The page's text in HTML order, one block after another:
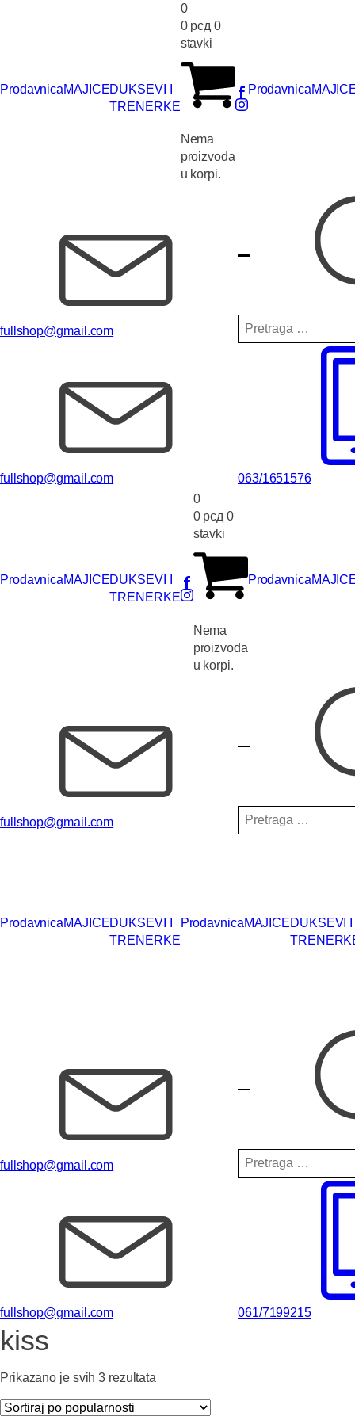
ProdavnicaMAJICEDUKSEVI I
TRENERKE
0
0 рсд 0
stavki
Nema
proizvoda
u korpi.
Prodavnica
fullshop@gmail.com
Pretraga
za:
fullshop@gmail.com 063/1651576
ProdavnicaMAJICEDUKSEVI I
TRENERKE
0
0 рсд 0
stavki
Nema
proizvoda
u korpi.
Prodavnica
fullshop@gmail.com
Pretraga
za:
ProdavnicaMAJICEDUKSEVI I
TRENERKE
ProdavnicaMAJICEDUKSEVI I
fullshop@gmail.com
Pretraga
za:
fullshop@gmail.com 061/7199215
kiss
Prikazano je svih 3 rezultata
popularnosti